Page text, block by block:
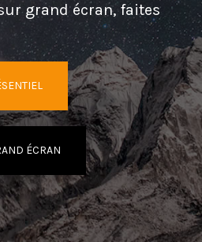
grand écran, faites
ÉCRAN